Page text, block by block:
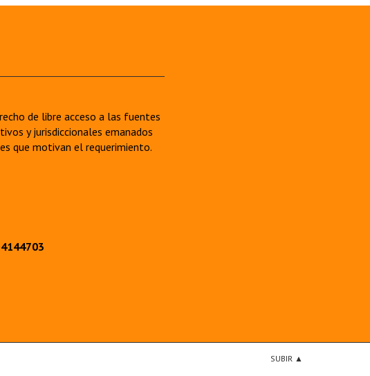
de libre acceso a las fuentes
y jurisdiccionales emanados
que motivan el requerimiento.
SUBIR ▲